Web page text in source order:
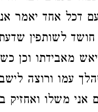
דכל אחד יאמר
לשותפין
מאבידתו וכן
עמו ורוצה
משלו ואחזיק